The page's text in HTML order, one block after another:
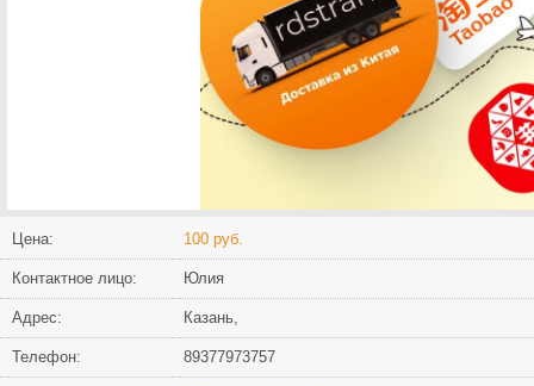
Цена: 100 руб.
Контактное лицо: Юлия
Адрес: Казань,
Телефон: 89377973757